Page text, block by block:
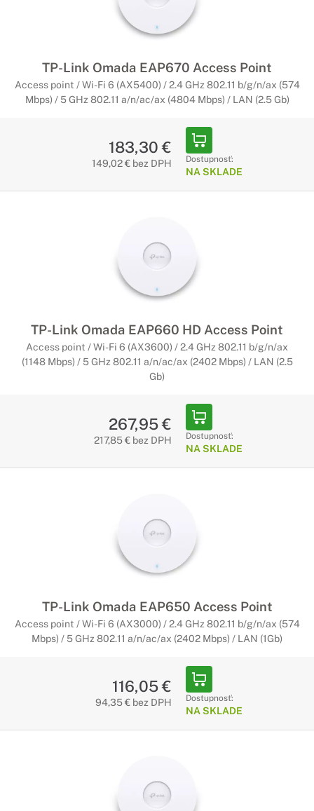
Powerline adaptéry pre každý prípad
Ak vám chýba signál na ťažšie prístupných miestach,
dať do zásuvky a problém je vyriešený.
Access pointy TP-Link
Prístupové body vašej siete
Dosah a kvalita signálu siete je častokrát ovplyvnená
množstvom okolitých faktorov. Práve preto sú k dispozícii
prístupové body, ktoré sa postarajú o kvalitné pripojenie vo
všetkých častiach domácnosti či kancelárskych priestorov.
TP-Link Omada EAP670 Access Point
Access point / Wi-Fi 6 (AX5400) / 2.4 GHz 802.11 b/g/n/ax (574
Mbps) / 5 GHz 802.11 a/n/ac/ax (4804 Mbps) / LAN (2.5 Gb)
183,30 €
149,02 € bez DPH Dostupnosť:
NA SKLADE
TP-Link Omada EAP660 HD Access Point
Access point / Wi-Fi 6 (AX3600) / 2.4 GHz 802.11 b/g/n/ax
(1148 Mbps) / 5 GHz 802.11 a/n/ac/ax (2402 Mbps) / LAN (2.5
Gb)
267,95 €
217,85 € bez DPH Dostupnosť:
NA SKLADE
TP-Link Omada EAP650 Access Point
Access point / Wi-Fi 6 (AX3000) / 2.4 GHz 802.11 b/g/n/ax (574
Mbps) / 5 GHz 802.11 a/n/ac/ax (2402 Mbps) / LAN (1Gb)
116,05 €
94,35 € bez DPH Dostupnosť:
NA SKLADE